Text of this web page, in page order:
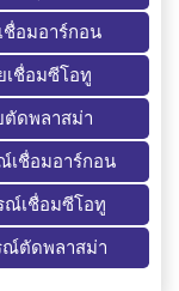
ชื่อมอาร์กอน
เชื่อมซีโอทู
ตัดพลาสม่า
เชื่อมอาร์กอน
ณ์เชื่อมซีโอทู
ณ์ตัดพลาสม่า